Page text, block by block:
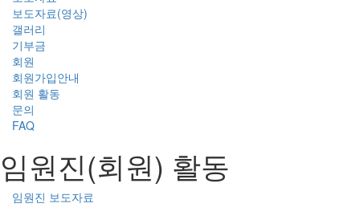
보도자료(영상)
갤러리
기부금
회원
회원가입안내
회원 활동
문의
FAQ
임원진(회원) 활동
임원진 보도자료